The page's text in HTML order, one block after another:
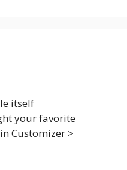
itself
your favorite
Customizer >